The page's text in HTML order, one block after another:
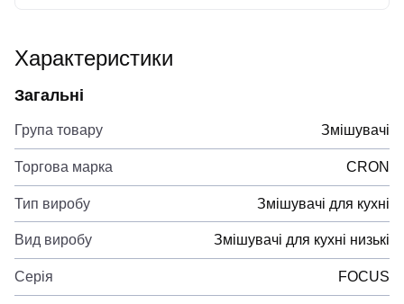
Характеристики
Загальні
Група товару Змішувачі
Торгова марка CRON
Тип виробу Змішувачі для кухні
Вид виробу Змішувачі для кухні низькі
Серія FOCUS